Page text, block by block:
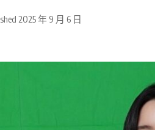
2025 年 9 月 6 日